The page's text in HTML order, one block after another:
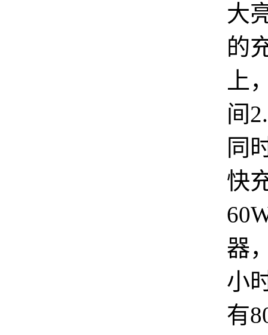
大
的
上
间
同
快
器
小
有